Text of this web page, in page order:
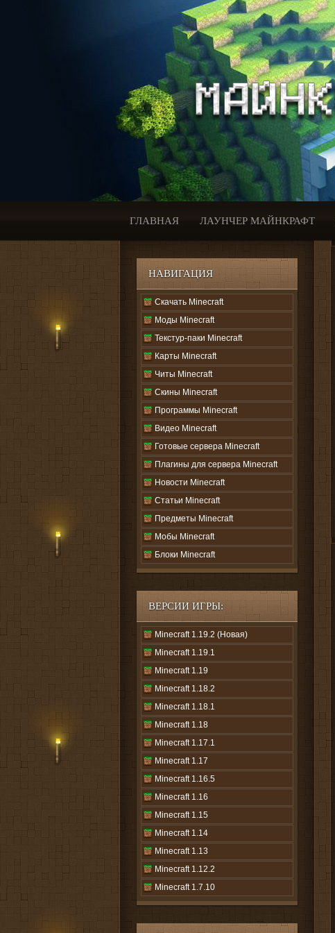
ГЛАВНАЯ ЛАУНЧЕР МАЙНКРАФТ
НАВИГАЦИЯ
Скачать Minecraft
Моды Minecraft
Текстур-паки Minecraft
Карты Minecraft
Читы Minecraft
Скины Minecraft
Программы Minecraft
Видео Minecraft
Готовые сервера Minecraft
Плагины для сервера Minecraft
Новости Minecraft
Статьи Minecraft
Предметы Minecraft
Мобы Minecraft
Блоки Minecraft
ВЕРСИИ ИГРЫ:
Minecraft 1.19.2 (Новая)
Minecraft 1.19.1
Minecraft 1.19
Minecraft 1.18.2
Minecraft 1.18.1
Minecraft 1.18
Minecraft 1.17.1
Minecraft 1.17
Minecraft 1.16.5
Minecraft 1.16
Minecraft 1.15
Minecraft 1.14
Minecraft 1.13
Minecraft 1.12.2
Minecraft 1.7.10